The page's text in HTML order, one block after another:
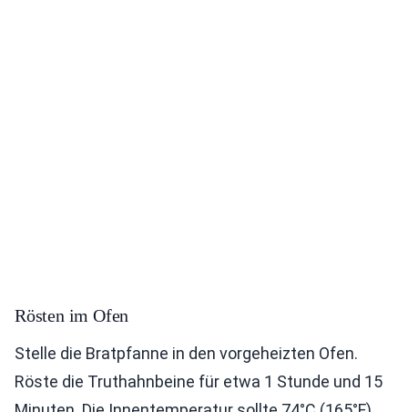
Rösten im Ofen
Stelle die Bratpfanne in den vorgeheizten Ofen.
Röste die Truthahnbeine für etwa 1 Stunde und 15